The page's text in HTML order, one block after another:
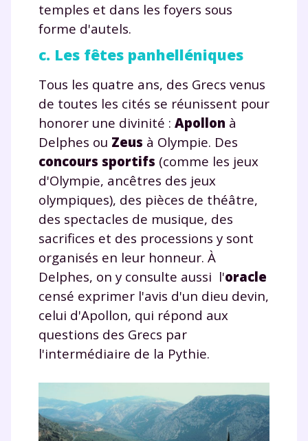
temples et dans les foyers sous
forme d'autels.
c. Les fêtes panhelléniques
Tous les quatre ans, des Grecs venus
de toutes les cités se réunissent pour
honorer une divinité : Apollon à
Delphes ou Zeus à Olympie. Des
concours sportifs (comme les jeux
d'Olympie, ancêtres des jeux
olympiques), des pièces de théâtre,
des spectacles de musique, des
sacrifices et des processions y sont
organisés en leur honneur. À
Delphes, on y consulte aussi l'oracle
censé exprimer l'avis d'un dieu devin,
celui d'Apollon, qui répond aux
questions des Grecs par
l'intermédiaire de la Pythie.
Envie de progresser
et de réussir votre
année scolaire ?
Testez gratuitement
pendant 24h notre
plateforme de soutien
scolaire !